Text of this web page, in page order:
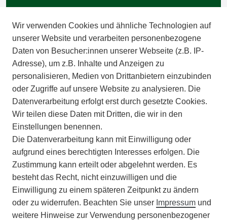
IMPRESSUM
INFORMATIONEN
ZAHLUNGSARTEN
VERSAND
BATTERIEENTSORGUNG
VERANSTALTUNGEN
APOTHEKERSCHRANK
WISSENSWERTES
Wir verwenden Cookies und ähnliche Technologien auf
unserer Website und verarbeiten personenbezogene
Daten von Besucher:innen unserer Webseite (z.B. IP-
Adresse), um z.B. Inhalte und Anzeigen zu
personalisieren, Medien von Drittanbietern einzubinden
oder Zugriffe auf unsere Website zu analysieren. Die
Datenverarbeitung erfolgt erst durch gesetzte Cookies.
Wir teilen diese Daten mit Dritten, die wir in den
Einstellungen benennen.
Die Datenverarbeitung kann mit Einwilligung oder
aufgrund eines berechtigten Interesses erfolgen. Die
Zustimmung kann erteilt oder abgelehnt werden. Es
besteht das Recht, nicht einzuwilligen und die
Einwilligung zu einem späteren Zeitpunkt zu ändern
oder zu widerrufen. Beachten Sie unser Impressum und
weitere Hinweise zur Verwendung personenbezogener